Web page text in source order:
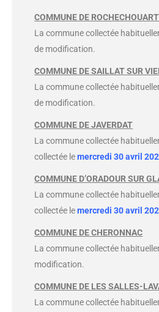
COMMUNE DE ROCHECHOUART
La commune collectée
de modification.
COMMUNE DE SAILLAT SUR
La commune collectée
de modification.
COMMUNE DE JAVERDAT
La commune collectée
collectée lemercredi 30 avril
COMMUNE D’ORADOUR SUR
La commune collectée
collectée lemercredi 30 avril
COMMUNE DE CHERONNAC
La commune collectée
modification.
COMMUNE DE LES SALLES-
La commune collectée